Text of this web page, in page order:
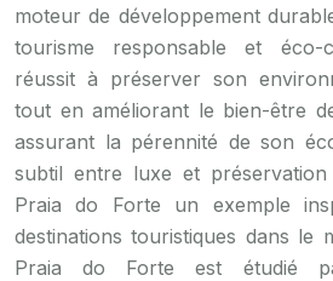
moteur de développement
tourisme responsable et éco-
réussit à préserver son
tout en améliorant le bien-être
assurant la pérennité de son
subtil entre luxe et
Praia do Forte un exemple
destinations touristiques dans le
Praia do Forte est étudié